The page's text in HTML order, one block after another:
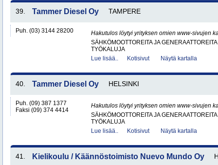
39. Tammer Diesel Oy TAMPERE
Puh. (03) 3144 28200
Hakutulos löytyi yrityksen omien www-sivujen
SÄHKÖMOOTTOREITA JA GENERAATTOREITA
TYÖKALUJA
Lue lisää..
Kotisivut Näytä kartalla
40. Tammer Diesel Oy HELSINKI
Puh. (09) 387 1377
Faksi (09) 374 4414
Hakutulos löytyi yrityksen omien www-sivujen
SÄHKÖMOOTTOREITA JA GENERAATTOREITA
TYÖKALUJA
Lue lisää..
Kotisivut Näytä kartalla
41. Kielikoulu / Käännöstoimisto Nuevo Mundo Oy